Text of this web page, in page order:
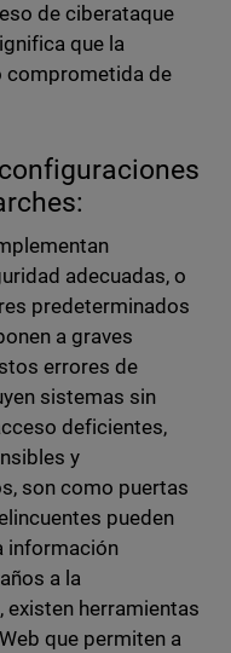
de ciberataque
que la
comprometida de
adecuadas, o
predeterminados
a graves
errores de
sistemas sin
deficientes,
y
son como puertas
pueden
información
a la
existen herramientas
que permiten a